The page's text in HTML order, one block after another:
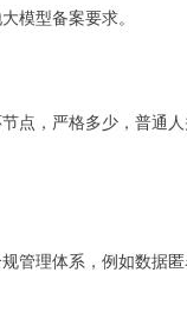
模型备案要求。
点，严格多少，普通
理体系，例如数据